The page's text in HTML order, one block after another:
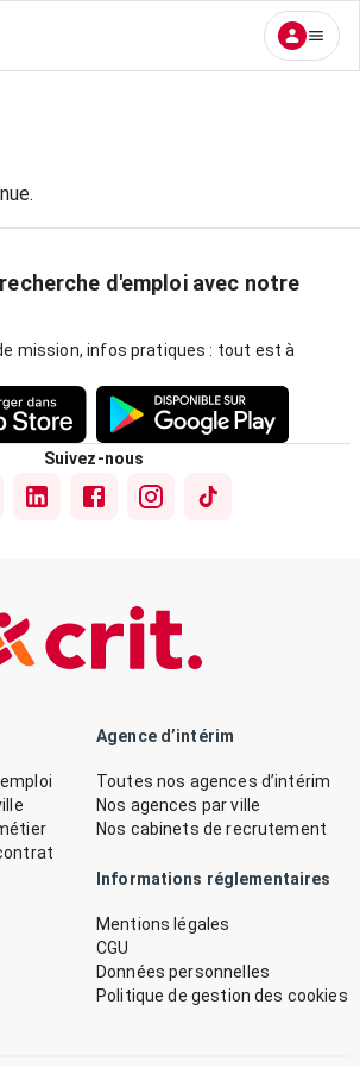
d'emploi avec notre
mission, infos pratiques : tout est à
Suivez-nous
Agence d’intérim
Toutes nos agences d’intérim
Nos agences par ville
Nos cabinets de recrutement
Informations réglementaires
Mentions légales
CGU
Données personnelles
Politique de gestion des cookies